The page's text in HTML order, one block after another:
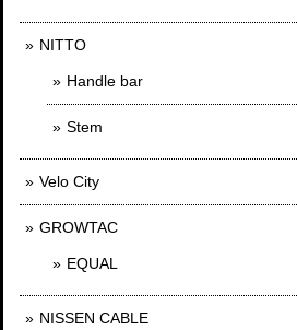
NITTO
Handle bar
Stem
Velo City
GROWTAC
EQUAL
NISSEN CABLE